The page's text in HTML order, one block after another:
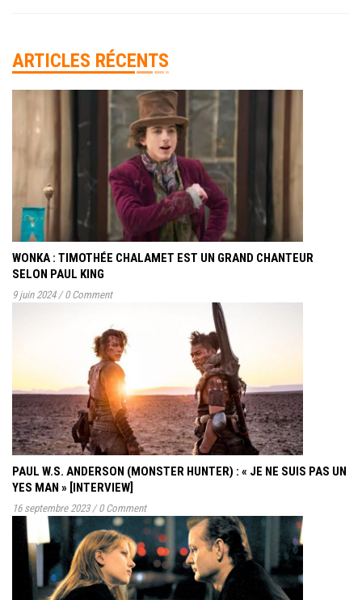
ARTICLES RÉCENTS
WONKA : TIMOTHÉE CHALAMET EST UN GRAND CHANTEUR
SELON PAUL KING
9 juin 2024 / 0 Comment
PAUL W.S. ANDERSON (MONSTER HUNTER) : « JE NE SUIS PAS UN
YES MAN » [INTERVIEW]
16 septembre 2023 / 0 Comment